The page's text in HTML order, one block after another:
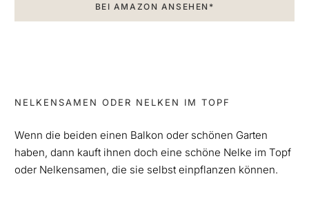
BEI AMAZON ANSEHEN*
NELKENSAMEN ODER NELKEN IM TOPF
Wenn die beiden einen Balkon oder schönen Garten
haben, dann kauft ihnen doch eine schöne Nelke im Topf
oder Nelkensamen, die sie selbst einpflanzen können.